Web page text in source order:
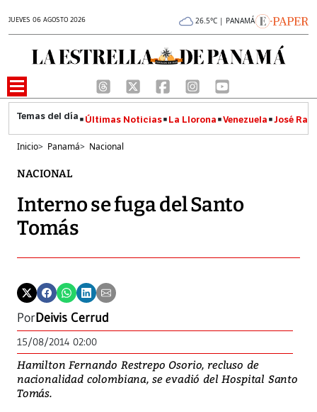
JUEVES 06 AGOSTO 2026 26.5°C | PANAMÁ
Últimas Noticias La Llorona Venezuela José
Inicio> Panamá> Nacional
NACIONAL
Interno se fuga del Santo
Tomás
PorDeivis Cerrud
15/08/2014 02:00
Hamilton Fernando Restrepo Osorio, recluso de
nacionalidad colombiana, se evadió del Hospital Santo
Tomás.